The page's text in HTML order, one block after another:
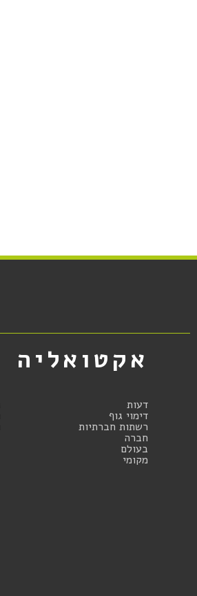
אקטואליה
דעות
דימוי גוף
רשתות חברתיות
חברה
בעולם
מקומי